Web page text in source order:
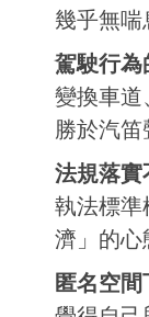
幾乎無喘
駕駛行為
變換車道
勝於汽笛
法規落實
執法標準
濟」的心
匿名空